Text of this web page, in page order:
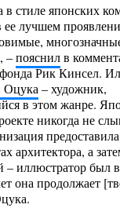
в стиле японских
лучшем
–пояснилв
Рик Кинсел.
Оцука– художник,
в этом жанре.
никогда не
архитектора, а
– иллюстратор был
она продолжает